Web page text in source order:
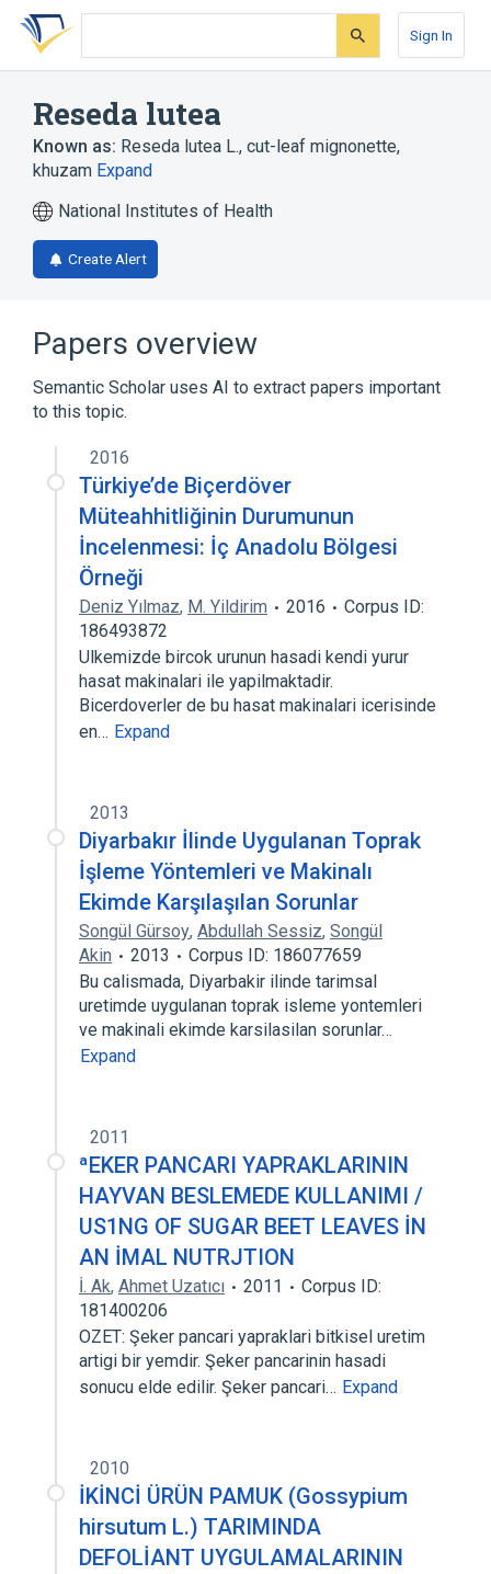
Skip
search
Skip
Skip
account
Sign In
Reseda lutea
Known as: Reseda lutea L., cut-leaf mignonette,
khuzam Expand
National Institutes of Health
Create Alert
Papers overview
Semantic Scholar uses AI to extract papers important
to this topic.
2016
Türkiye’de Biçerdöver
Müteahhitliğinin Durumunun
İncelenmesi: İç Anadolu Bölgesi
Örneği
Deniz Yılmaz, M. Yildirim 2016
Corpus ID:
186493872
Ulkemizde bircok urunun hasadi kendi yurur
hasat makinalari ile yapilmaktadir.
Bicerdoverler de bu hasat makinalari icerisinde
en… Expand
2013
Diyarbakır İlinde Uygulanan Toprak
İşleme Yöntemleri ve Makinalı
Ekimde Karşılaşılan Sorunlar
Songül Gürsoy, Abdullah Sessiz, Songül
Akin
2013
Corpus ID: 186077659
Bu calismada, Diyarbakir ilinde tarimsal
uretimde uygulanan toprak isleme yontemleri
ve makinali ekimde karsilasilan sorunlar…
Expand
2011
ªEKER PANCARI YAPRAKLARININ
HAYVAN BESLEMEDE KULLANIMI /
US1NG OF SUGAR BEET LEAVES İN
AN İMAL NUTRJTION
İ. Ak, Ahmet Uzatıcı 2011
Corpus ID:
181400206
OZET: Şeker pancari yapraklari bitkisel uretim
artigi bir yemdir. Şeker pancarinin hasadi
sonucu elde edilir. Şeker pancari… Expand
2010
İKİNCİ ÜRÜN PAMUK (Gossypium
hirsutum L.) TARIMINDA
DEFOLİANT UYGULAMALARININ